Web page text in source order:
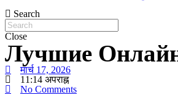
Search
Close
Лучшие
मार्च 17, 2026
11:14 अपराह्न
No Comments